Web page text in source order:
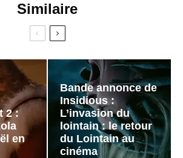
Similaire
2 :
en
Bande annonce de
Insidious :
L’invasion du
lointain : le retour
du Lointain au
cinéma